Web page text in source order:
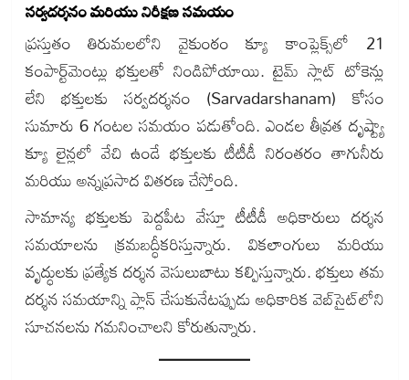
సర్వదర్శనం మరియు నిరీక్షణ సమయం
ప్రస్తుతం తిరుమలలోని వైకుంఠం క్యూ కాంప్లెక్స్‌లో 21
కంపార్ట్‌మెంట్లు భక్తులతో నిండిపోయాయి. టైమ్ స్లాట్ టోకెన్లు
లేని భక్తులకు సర్వదర్శనం (Sarvadarshanam) కోసం
సుమారు 6 గంటల సమయం పడుతోంది. ఎండల తీవ్రత దృష్ట్యా
క్యూ లైన్లలో వేచి ఉండే భక్తులకు టీటీడీ నిరంతరం తాగునీరు
మరియు అన్నప్రసాద వితరణ చేస్తోంది.
సామాన్య భక్తులకు పెద్దపీట వేస్తూ టీటీడీ అధికారులు దర్శన
సమయాలను క్రమబద్ధీకరిస్తున్నారు. వికలాంగులు మరియు
వృద్ధులకు ప్రత్యేక దర్శన వెసులుబాటు కల్పిస్తున్నారు. భక్తులు తమ
దర్శన సమయాన్ని ప్లాన్ చేసుకునేటప్పుడు అధికారిక వెబ్‌సైట్‌లోని
సూచనలను గమనించాలని కోరుతున్నారు.